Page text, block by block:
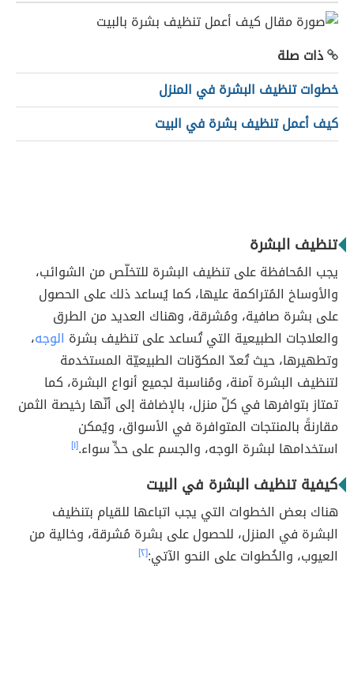
ذات صلة
خطوات تنظيف البشرة في المنزل
كيف أعمل تنظيف بشرة في البيت
تنظيف البشرة
يجب المُحافظة على تنظيف البشرة للتخلّص من الشوائب،
والأوساخ المُتراكمة عليها، كما يُساعد ذلك على الحصول
على بشرة صافية، ومُشرقة، وهناك العديد من الطرق
والعلاجات الطبيعية التي تُساعد على تنظيف بشرة الوجه،
وتطهيرها، حيث تُعدّ المكوّنات الطبيعيّة المستخدمة
لتنظيف البشرة آمنة، ومُناسبة لجميع أنواع البشرة، كما
تمتاز بتوافرها في كلّ منزل، بالإضافة إلى أنّها رخيصة الثمن
مقارنةً بالمنتجات المتوافرة في الأسواق، ويُمكن
استخدامها لبشرة الوجه، والجسم على حدٍّ سواء.[١]
كيفية تنظيف البشرة في البيت
هناك بعض الخطوات التي يجب اتباعها للقيام بتنظيف
البشرة في المنزل، للحصول على بشرة مُشرقة، وخالية من
العيوب، والخُطوات على النحو الآتي:[٢]